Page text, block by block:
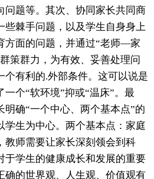
问题等。其次、协同家长共同商
些棘手问题，以及学生自身身上
方面的问题，并通过“老师—家
策群力，为有效、妥善处理问
个有利的.外部条件。这可以说是
个“软环境”抑或“温床”。最
明确“一个中心、两个基本点”的
学生为中心。两个基本点：家庭
教师需要让家长深刻领会到科
于学生的健康成长和发展的重要
确的世界观、人生观、价值观有